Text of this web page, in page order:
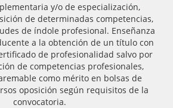
y/o de especialización,
de determinadas competencias,
de índole profesional. Enseñanza
a la obtención de un título con
de profesionalidad salvo por
de competencias profesionales,
como mérito en bolsas de
oposición según requisitos de la
convocatoria.